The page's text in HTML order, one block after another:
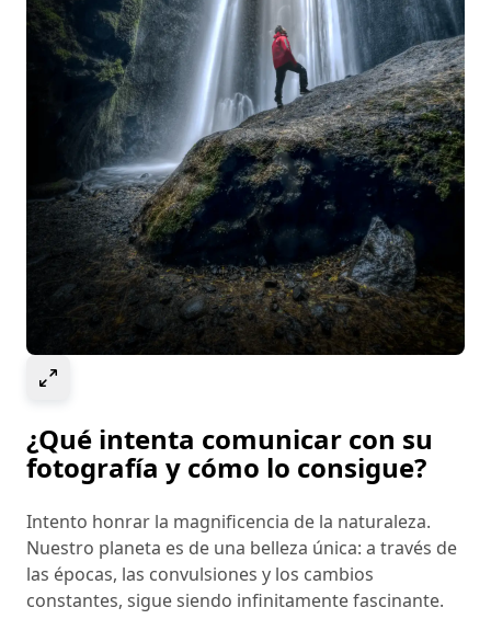
¿Qué intenta comunicar con su
fotografía y cómo lo consigue?
Intento honrar la magnificencia de la naturaleza.
Nuestro planeta es de una belleza única: a través de
las épocas, las convulsiones y los cambios
constantes, sigue siendo infinitamente fascinante.